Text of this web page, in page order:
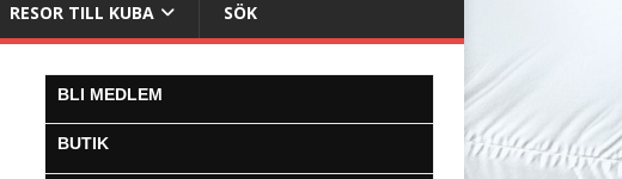
RESOR TILL KUBA SÖK
BLI MEDLEM
BUTIK